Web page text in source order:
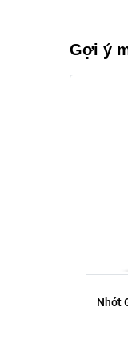
Gợi ý
Nhớt